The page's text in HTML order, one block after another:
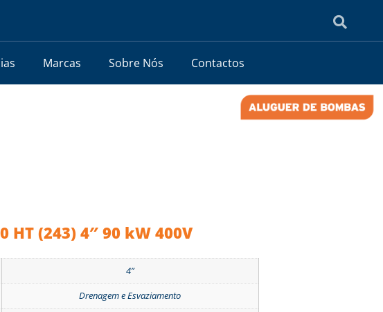
Marcas Sobre Nós Contactos
HT (243) 4″ 90 kW 400V
4”
Drenagem e Esvaziamento